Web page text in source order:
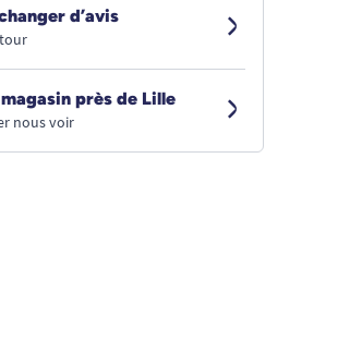
d’avis
près de Lille
nous voir